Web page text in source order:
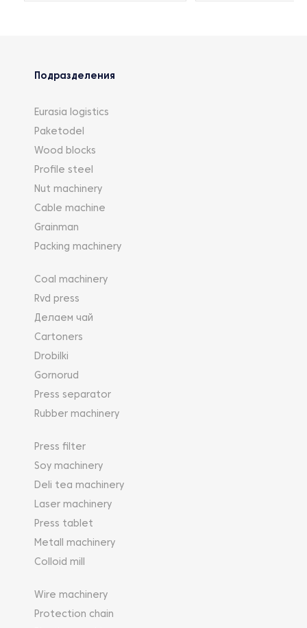
Подразделения
Eurasia logistics
Paketodel
Wood blocks
Profile steel
Nut machinery
Cable machine
Grainman
Packing machinery
Coal machinery
Rvd press
Делаем чай
Cartoners
Drobilki
Gornorud
Press separator
Rubber machinery
Press filter
Soy machinery
Deli tea machinery
Laser machinery
Press tablet
Metall machinery
Colloid mill
Wire machinery
Protection chain